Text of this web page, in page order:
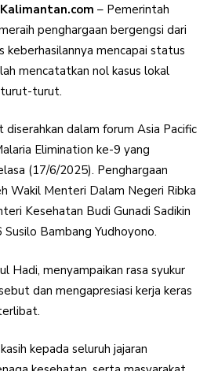
– Pemerintah
penghargaan bergengsi dari
mencapai status
mencatatkan nol kasus lokal
turut.
dalam forum Asia Pacific
Elimination ke-9 yang
(17/6/2025). Penghargaan
Wakil Menteri Dalam Negeri Ribka
Kesehatan Budi Gunadi Sadikin
Bambang Yudhoyono.
Hadi, menyampaikan rasa syukur
dan mengapresiasi kerja keras
kepada seluruh jajaran